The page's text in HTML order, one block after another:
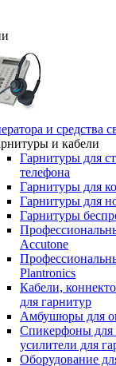
и средства
и кабели
Гарнитуры для
телефона
Гарнитуры для
Гарнитуры для
Гарнитуры
Accutone
Plantronics
Кабели,
для гарнитур
Амбушюры для
Cпикерфоны для
усилители для
Оборудование